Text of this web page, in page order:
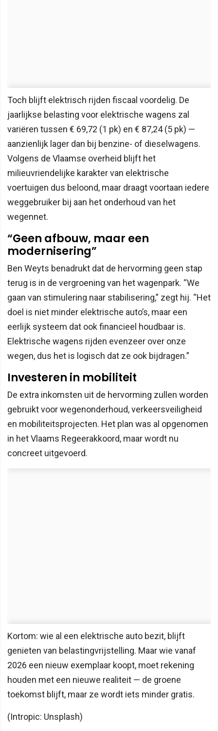
Toch blijft elektrisch rijden fiscaal voordelig. De
jaarlijkse belasting voor elektrische wagens zal
variëren tussen € 69,72 (1 pk) en € 87,24 (5 pk) —
aanzienlijk lager dan bij benzine- of dieselwagens.
Volgens de Vlaamse overheid blijft het
milieuvriendelijke karakter van elektrische
voertuigen dus beloond, maar draagt voortaan iedere
weggebruiker bij aan het onderhoud van het
wegennet.
“Geen afbouw, maar een
modernisering”
Ben Weyts benadrukt dat de hervorming geen stap
terug is in de vergroening van het wagenpark. “We
gaan van stimulering naar stabilisering,” zegt hij. “Het
doel is niet minder elektrische auto’s, maar een
eerlijk systeem dat ook financieel houdbaar is.
Elektrische wagens rijden evenzeer over onze
wegen, dus het is logisch dat ze ook bijdragen.”
Investeren in mobiliteit
De extra inkomsten uit de hervorming zullen worden
gebruikt voor wegenonderhoud, verkeersveiligheid
en mobiliteitsprojecten. Het plan was al opgenomen
in het Vlaams Regeerakkoord, maar wordt nu
concreet uitgevoerd.
Kortom: wie al een elektrische auto bezit, blijft
genieten van belastingvrijstelling. Maar wie vanaf
2026 een nieuw exemplaar koopt, moet rekening
houden met een nieuwe realiteit — de groene
toekomst blijft, maar ze wordt iets minder gratis.
(Intropic: Unsplash)